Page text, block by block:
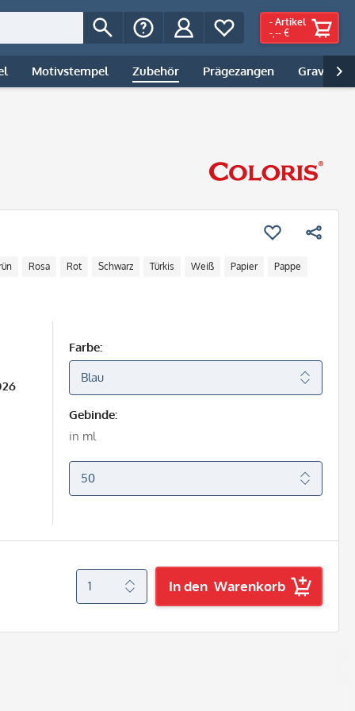
- Artikel
-,-- €
Motivstempel Zubehör Prägezangen Gravur |

Rosa Rot Schwarz Türkis Weiß Papier Pappe
Farbe:
Gebinde:
in ml
In den Warenkorb